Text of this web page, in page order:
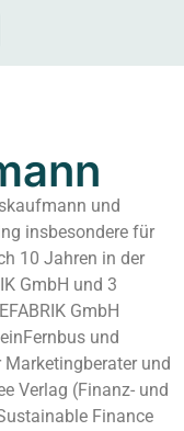
und
insbesondere für
10 Jahren in der
GmbH und 3
GmbH
und
und
Verlag (Finanz- und
Finance